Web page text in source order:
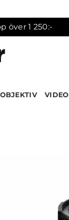
över 1 250:-
OBJEKTIV VIDEO